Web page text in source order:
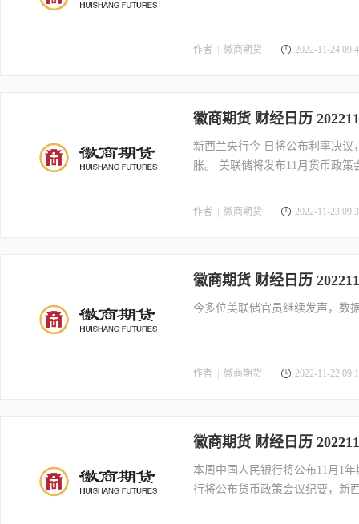
作者 | 徽商期货 2022-11-24
徽商期货 财经日历
新西兰央行今 日将公布利率决议
胀。 美联储将发布11月货币政
作者 | 徽商期货 2022-11-23
徽商期货 财经日历
今多位美联储官员继续发声，数
作者 | 徽商期货 2022-11-22
徽商期货 财经日历
本周中国人民银行将公布11月1
行将公布货币政策会议纪要，新